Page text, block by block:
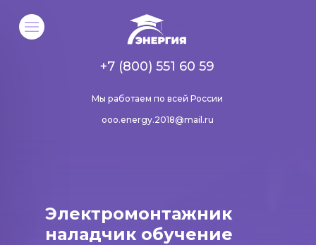
Мы работаем по всей России
+7 (800) 551 60 59
ooo.energy.2018@mail.ru
Электромонтажник
наладчик обучение